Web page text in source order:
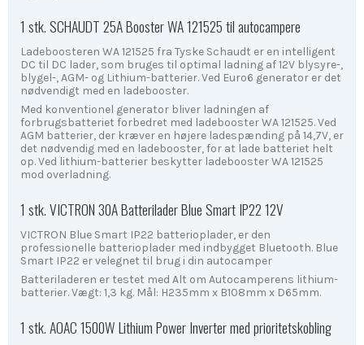
1 stk. SCHAUDT 25A Booster WA 121525 til autocampere
Ladeboosteren WA 121525 fra Tyske Schaudt er en intelligent
DC til DC lader, som bruges til optimal ladning af 12V blysyre-,
blygel-, AGM- og Lithium-batterier. Ved Euro6 generator er det
nødvendigt med en ladebooster.
Med konventionel generator bliver ladningen af
forbrugsbatteriet forbedret med ladebooster WA 121525. Ved
AGM batterier, der kræver en højere ladespænding på 14,7V, er
det nødvendig med en ladebooster, for at lade batteriet helt
op. Ved lithium-batterier beskytter ladebooster WA 121525
mod overladning.
1 stk. VICTRON 30A Batterilader Blue Smart IP22 12V
VICTRON Blue Smart IP22 batterioplader, er den
professionelle batterioplader med indbygget Bluetooth. Blue
Smart IP22 er velegnet til brug i din autocamper
Batteriladeren er testet med Alt om Autocamperens lithium-
batterier. Vægt: 1,3 kg. Mål: H235mm x B108mm x D65mm.
1 stk. AOAC 1500W Lithium Power Inverter med prioritetskobling